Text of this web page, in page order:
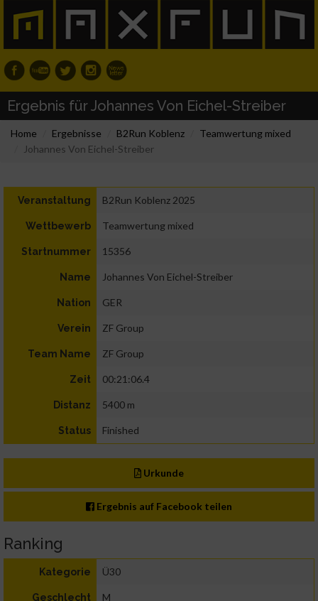
Ergebnis für Johannes Von Eichel-Streiber
Home Ergebnisse B2Run Koblenz
Teamwertung mixed
Johannes Von Eichel-Streiber
Veranstaltung B2Run Koblenz 2025
Wettbewerb Teamwertung mixed
Startnummer 15356
Name Johannes Von Eichel-Streiber
Nation GER
Verein ZF Group
Team Name ZF Group
Zeit 00:21:06.4
Distanz 5400 m
Status Finished
Urkunde
Ergebnis auf Facebook teilen
Ranking
Kategorie Ü30
Geschlecht M